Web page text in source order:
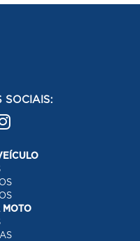
SOCIAIS:
MOTO